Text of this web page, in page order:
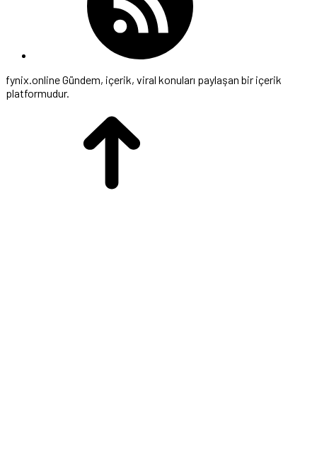
fynix.online Gündem, içerik, viral konuları paylaşan bir içerik
platformudur.